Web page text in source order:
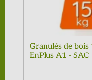
Granulés de bois
EnPlus A1 - SAC